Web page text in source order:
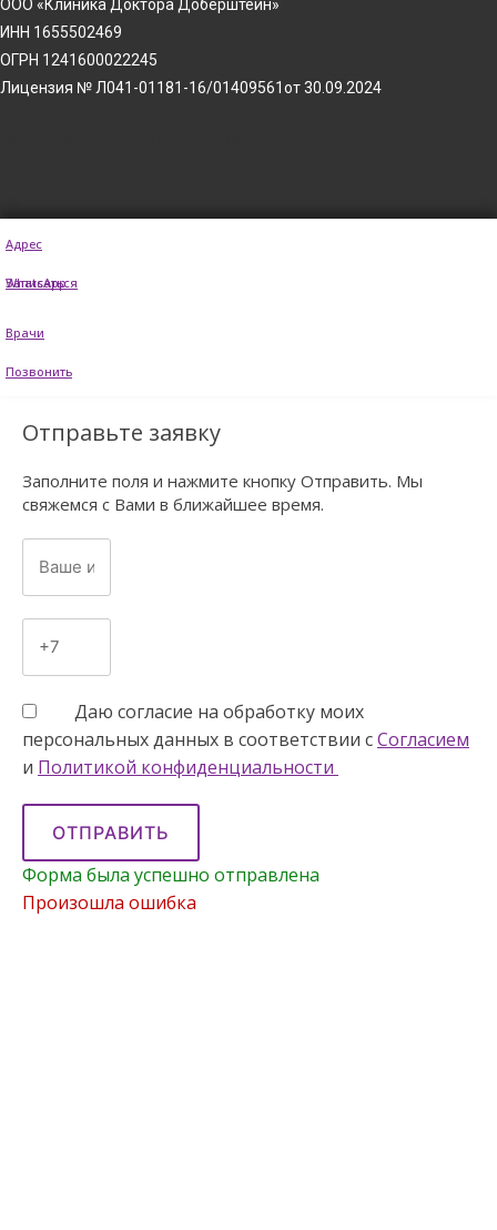
ООО «Клиника Доктора Доберштейн»
ИНН 1655502469
ОГРН 1241600022245
Лицензия № Л041-01181-16/01409561от 30.09.2024
Адрес
WhatsApp
Записаться
Врачи
Позвонить
Отправьте заявку
Заполните поля и нажмите кнопку Отправить. Мы
свяжемся с Вами в ближайшее время.
Даю согласие на обработку моих
персональных данных в соответствии сСогласием
и Политикой конфиденциальности
ОТПРАВИТЬ
Форма была успешно отправлена
Произошла ошибка